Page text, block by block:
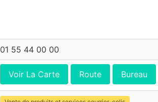
01 55 44 00 00
Voir La Carte Route Bureau